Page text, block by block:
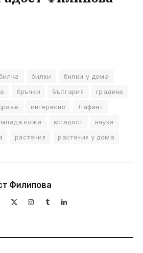
билка билки
билки у дома
бръчки България
градина
интересно
Лафант
млада кожа младост
наука
растения растения у дома
Филипова
InstagramTumblrLinkedIn